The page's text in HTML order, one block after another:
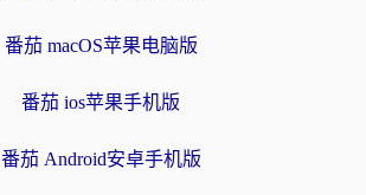
番茄 macOS苹果电脑版
番茄 ios苹果手机版
番茄 Android安卓手机版